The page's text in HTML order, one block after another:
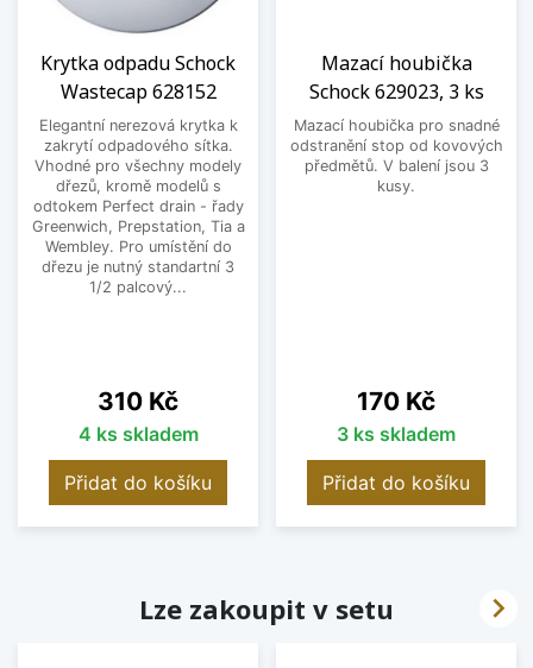
Krytka odpadu Schock
Wastecap 628152
Elegantní nerezová krytka k
zakrytí odpadového sítka.
Vhodné pro všechny modely
dřezů, kromě modelů s
odtokem Perfect drain - řady
Greenwich, Prepstation, Tia a
Wembley. Pro umístění do
dřezu je nutný standartní 3
1/2 palcový...
Cena
310 Kč
4 ks skladem
Přidat do košíku
Mazací houbička
Schock 629023, 3 ks
Mazací houbička pro snadné
odstranění stop od kovových
předmětů. V balení jsou 3
kusy.
Cena
170 Kč
3 ks skladem
Přidat do košíku
Lze zakoupit v setu 